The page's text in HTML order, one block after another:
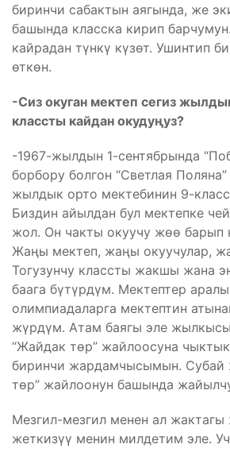
биринчи сабактын аягында, же
башында класска кирип
кайрадан түнкү күзөт. Ушинтип
өткөн.
-Сиз окуган мектеп сегиз
классты кайдан окудуңуз?
-1967-жылдын 1-сентябрында
борбору болгон “Светлая
жылдык орто мектебинин 9-
Биздин айылдан бул мектепке
жол. Он чакты окуучу жөө барып
Жаңы мектеп, жаңы окуучулар,
Тогузунчу классты жакшы жана
баага бүтүрдүм. Мектептер
олимпиадаларга мектептин
жүрдүм. Атам баягы эле
“Жайдак төр” жайлоосуна
биринчи жардамчысымын. Субай
төр” жайлоонун башында
Мезгил-мезгил менен ал
жеткизүү менин милдетим эле.